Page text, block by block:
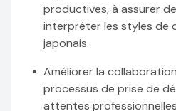
productives, à assurer
interpréter les styles de
japonais.
Améliorer la
processus de prise de
attentes